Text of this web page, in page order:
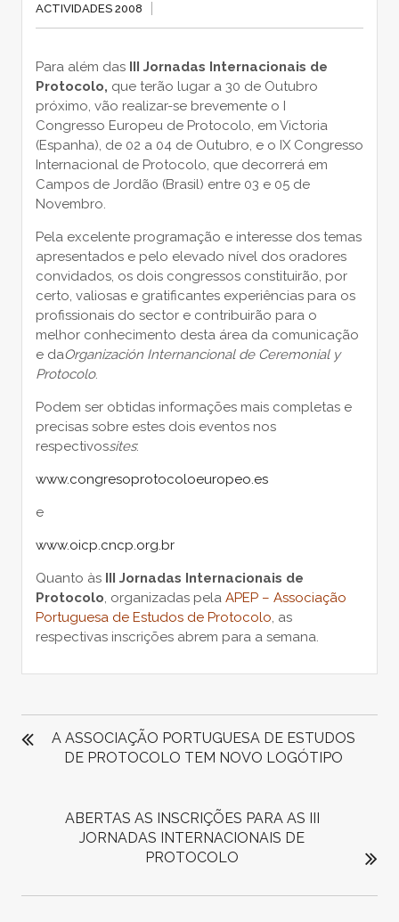
ACTIVIDADES 2008
Para além das III Jornadas Internacionais de
Protocolo, que terão lugar a 30 de Outubro
próximo, vão realizar-se brevemente o I
Congresso Europeu de Protocolo, em Victoria
(Espanha), de 02 a 04 de Outubro, e o IX Congresso
Internacional de Protocolo, que decorrerá em
Campos de Jordão (Brasil) entre 03 e 05 de
Novembro.
Pela excelente programação e interesse dos temas
apresentados e pelo elevado nível dos oradores
convidados, os dois congressos constituirão, por
certo, valiosas e gratificantes experiências para os
profissionais do sector e contribuirão para o
melhor conhecimento desta área da comunicação
e daOrganización Internancional de Ceremonial y
Protocolo.
Podem ser obtidas informações mais completas e
precisas sobre estes dois eventos nos
respectivossites:
www.congresoprotocoloeuropeo.es
e
www.oicp.cncp.org.br
Quanto às III Jornadas Internacionais de
Protocolo, organizadas pela APEP – Associação
Portuguesa de Estudos de Protocolo, as
respectivas inscrições abrem para a semana.
NAVEGAÇÃO
DE
ARTIGOS
A ASSOCIAÇÃO PORTUGUESA DE ESTUDOS
DE PROTOCOLO TEM NOVO LOGÓTIPO
ABERTAS AS INSCRIÇÕES PARA AS III
JORNADAS INTERNACIONAIS DE
PROTOCOLO